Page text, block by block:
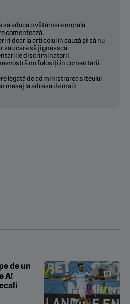
aducă o vătămare morală
comentează.
doar la articolul în cauză și să nu
care să jignească.
discriminatorii.
nu folosiți în comentarii
legată de administrarea siteului
mesaj la adresa de mail:
de un
A!